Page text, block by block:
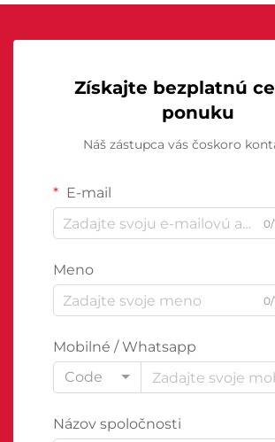
Získajte bezplatnú
ponuku
Náš zástupca vás čoskoro
E-mail
0/
Meno
0/
Mobilné / Whatsapp
Code
Názov spoločnosti